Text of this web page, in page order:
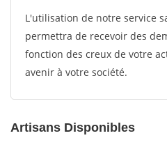
L'utilisation de notre service
permettra de recevoir des
fonction des creux de votre
avenir à votre société.
Artisans Disponibles